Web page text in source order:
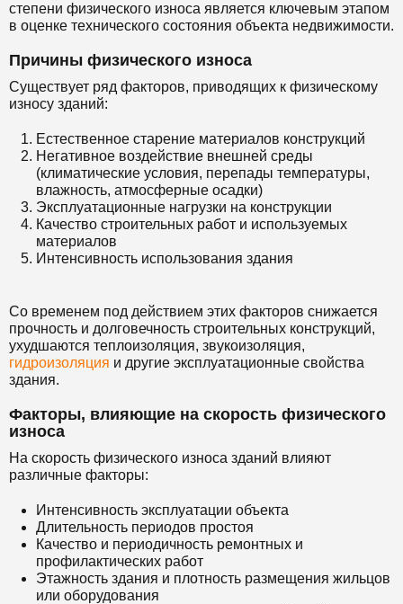
степени физического износа является ключевым этапом
в оценке технического состояния объекта недвижимости.
Причины физического износа
Существует ряд факторов, приводящих к физическому
износу зданий:
Естественное старение материалов конструкций
Негативное воздействие внешней среды
(климатические условия, перепады температуры,
влажность, атмосферные осадки)
Эксплуатационные нагрузки на конструкции
Качество строительных работ и используемых
материалов
Интенсивность использования здания
Со временем под действием этих факторов снижается
прочность и долговечность строительных конструкций,
ухудшаются теплоизоляция, звукоизоляция,
гидроизоляция и другие эксплуатационные свойства
здания.
Факторы, влияющие на скорость физического
износа
На скорость физического износа зданий влияют
различные факторы:
Интенсивность эксплуатации объекта
Длительность периодов простоя
Качество и периодичность ремонтных и
профилактических работ
Этажность здания и плотность размещения жильцов
или оборудования